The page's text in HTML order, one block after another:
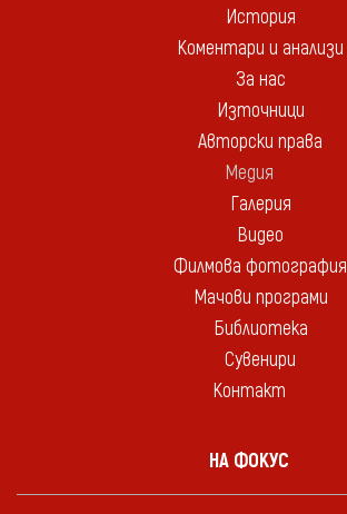
История
Коментари и анализи
За нас
Източници
Авторски права
Медия
Галерия
Видео
Филмова фотография
Мачови програми
Библиотека
Сувенири
Контакт
НА ФОКУС